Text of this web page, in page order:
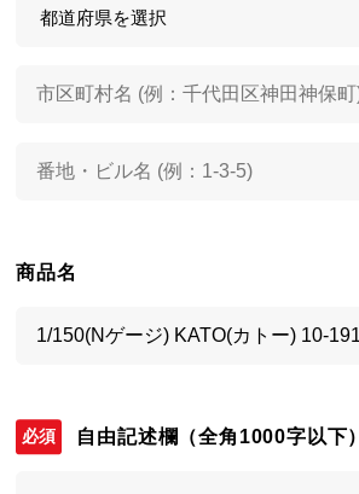
商品名
自由記述欄 （全角1000字以下）